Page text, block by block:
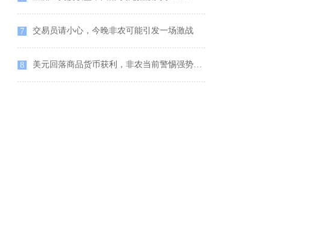
7 交易员请小心，今晚非农可能引发一场激战
8 美元回落商品货币获利，非农当前警惕强势反扑